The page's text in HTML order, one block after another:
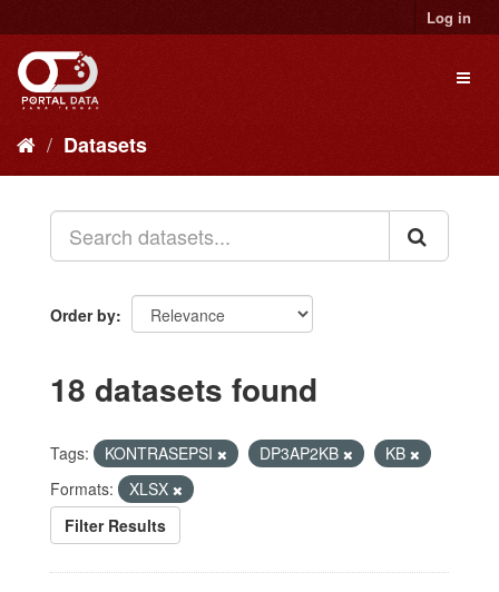
to
content
Log in
Datasets
Order by
18 datasets found
Tags: KONTRASEPSI DP3AP2KB
KB
Formats:
XLSX
Filter Results